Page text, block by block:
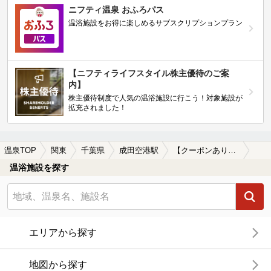
ニフティ温泉 おふろパス
温浴施設をお得に楽しめるサブスクリプションプラン
【ニフティライフスタイル株主優待のご案
内】
株主優待制度で人気の温浴施設に行こう！対象施設が
拡充されました！
温泉TOP 関東 千葉県 成田空港駅 【クーポンあり】一人旅におすすめの成田空港駅近くの温泉、日帰り温泉、スーパー銭湯おすすめ
温浴施設を探す
エリアから探す
地図から探す